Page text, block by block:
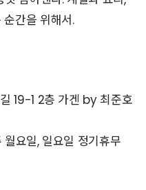
간을 위해서.
19-1 2층 가겐 by 최준호
요일, 일요일 정기휴무